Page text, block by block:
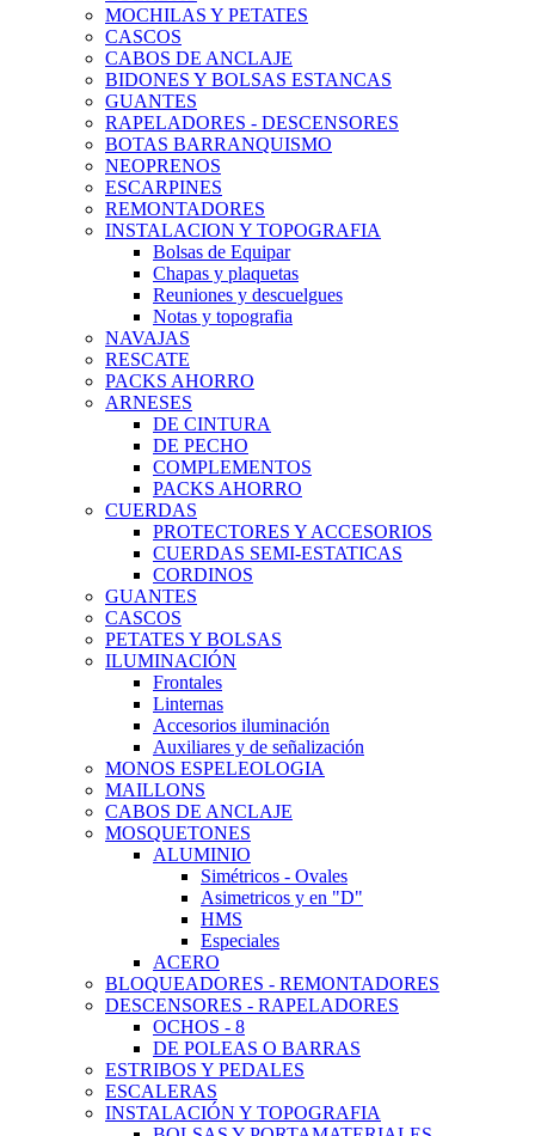
MOCHILAS Y PETATES
CASCOS
CABOS DE ANCLAJE
BIDONES Y BOLSAS ESTANCAS
GUANTES
RAPELADORES - DESCENSORES
BOTAS BARRANQUISMO
NEOPRENOS
ESCARPINES
REMONTADORES
INSTALACION Y TOPOGRAFIA
Bolsas de Equipar
Chapas y plaquetas
Reuniones y descuelgues
Notas y topografia
NAVAJAS
RESCATE
PACKS AHORRO
ARNESES
DE CINTURA
DE PECHO
COMPLEMENTOS
PACKS AHORRO
CUERDAS
PROTECTORES Y ACCESORIOS
CUERDAS SEMI-ESTATICAS
CORDINOS
GUANTES
CASCOS
PETATES Y BOLSAS
ILUMINACIÓN
Frontales
Linternas
Accesorios iluminación
Auxiliares y de señalización
MONOS ESPELEOLOGIA
MAILLONS
CABOS DE ANCLAJE
MOSQUETONES
ALUMINIO
Simétricos - Ovales
Asimetricos y en "D"
HMS
Especiales
ACERO
BLOQUEADORES - REMONTADORES
DESCENSORES - RAPELADORES
OCHOS - 8
DE POLEAS O BARRAS
ESTRIBOS Y PEDALES
ESCALERAS
INSTALACIÓN Y TOPOGRAFIA